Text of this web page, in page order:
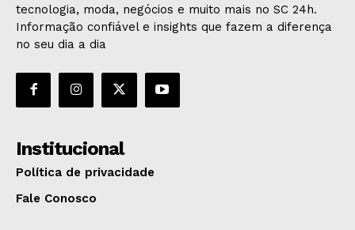
tecnologia, moda, negócios e muito mais no SC 24h.
Informação confiável e insights que fazem a diferença
no seu dia a dia
Institucional
Política de privacidade
Fale Conosco